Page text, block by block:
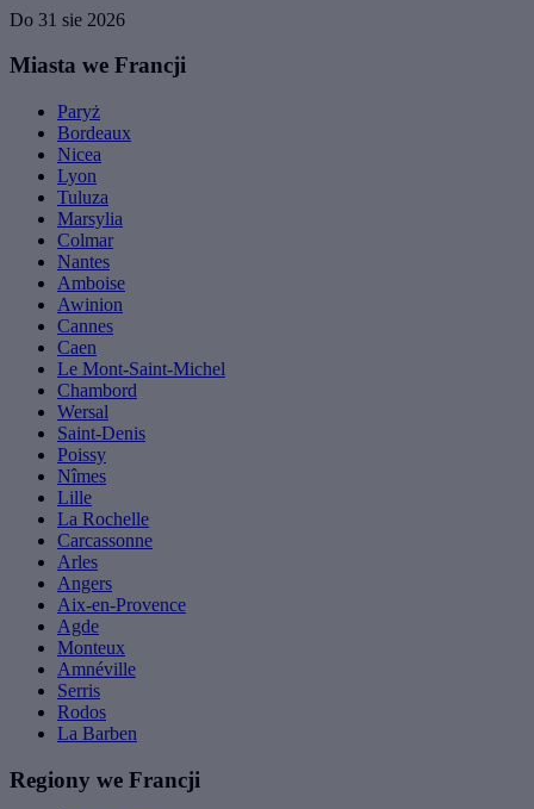
Do 31 sie 2026
Miasta we Francji
Paryż
Bordeaux
Nicea
Lyon
Tuluza
Marsylia
Colmar
Nantes
Amboise
Awinion
Cannes
Caen
Le Mont-Saint-Michel
Chambord
Wersal
Saint-Denis
Poissy
Nîmes
Lille
La Rochelle
Carcassonne
Arles
Angers
Aix-en-Provence
Agde
Monteux
Amnéville
Serris
Rodos
La Barben
Regiony we Francji